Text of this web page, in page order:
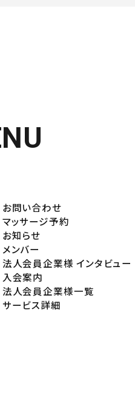
お問い合わせ
マッサージ予約
お知らせ
メンバー
法人会員企業様 インタビュー
入会案内
法人会員企業様一覧
サービス詳細
せ】
／辻村琢光選手（パラ
テコンドー原田涼平選
ム休日開放デイのお